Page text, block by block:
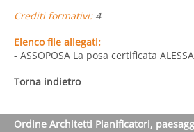
Crediti formativi:4
Elenco file allegati:
- ASSOPOSA La posa certificata
Torna indietro
Ordine Architetti Pianificatori,